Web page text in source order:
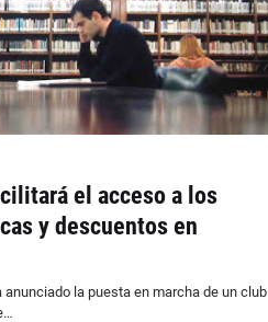
el acceso a los
y descuentos en
anunciado la puesta en marcha de un club